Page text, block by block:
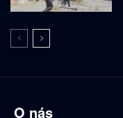
O nás